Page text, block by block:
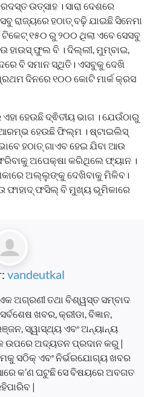
ଉତ୍ସାହ । ସାରା ଦେଶରେ
ରାଜ୍ୟରେ ହଠାତ୍ ବଢ଼ି ଯାଇଛି ସିନେମା
୧୫୦ ରୁ ୨୦୦ ଥିଲା ଏବେ ସେସବୁ
ଫୁଲ ବି । ଦିଲ୍ଲୀ, ମୁମ୍ବାଇ,
ବି ସମାନ ସ୍ଥିତି। ଏସବୁକୁ ଦେଖି
ଦିନରେ ୧୦୦ କୋଟି ମାର୍କ କ୍ରସ
ହେଉଛି ଦ୍ଵିତୀୟ ଭାଗ । ଯେଉଁଠାରୁ
ଆରମ୍ଭ ହେଉଛି ଫିଲ୍ମ । ଷ୍ଟାଇଲିସ୍
ହଠାତ୍ ଗାଏବ ହେଇ ଯିବା ଆଉ
ଅପେକ୍ଷା କରିଥିଲେ ଫ୍ୟାନ ।
ଅଲ୍ଲୁଙ୍କୁ ଦେଖିବାକୁ ମିଳିବ।
ଫାହାଦ୍ ଫସିଲ୍ ବି ମୁଖ୍ୟ ଭୂମିକାରେ
vandeutkal
ଅଗ୍ରଣୀ ତଥା ବିଶ୍ୱସ୍ତ ସମ୍ବାଦ
ଖବର, କ୍ରୀଡା, ବିଜ୍ଞାନ,
ସ୍ୱାସ୍ଥ୍ୟ ଏବଂ ଅନ୍ୟାନ୍ୟ
ଉପରେ ଅଦ୍ୟତନ ପ୍ରଦାନ କରୁ |
ସଠିକ୍ ଏବଂ ନିର୍ଭରଯୋଗ୍ୟ ଖବର
କ’ଣ ଘଟୁଛି ସେ ବିଷୟରେ ଅବଗତ
|